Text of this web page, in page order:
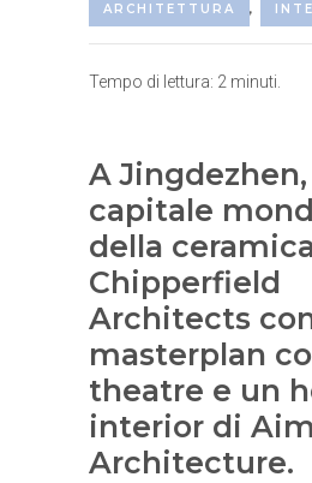
ARCHITETTURA ,
Tempo di lettura: 2 minuti.
A Jingdezhen,
capitale
della
Chipperfield
Architects
masterplan
theatre e un
interior di Aim
Architecture.